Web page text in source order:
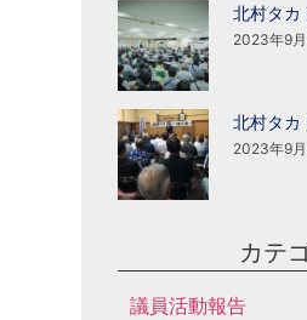
北村タカ
2023年9
北村タカ
2023年9
カテ
議員活動報告